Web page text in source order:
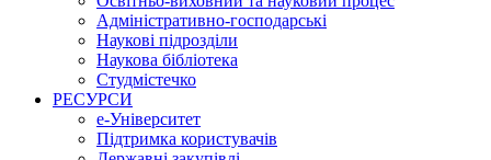
Адміністративно-господарські
Наукові підрозділи
Наукова бібліотека
Студмістечко
РЕСУРСИ
е-Університет
Підтримка користувачів